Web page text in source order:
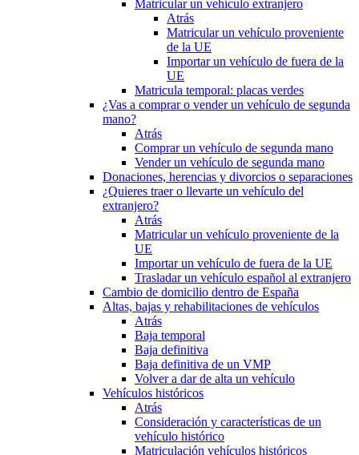
Matricular un vehículo extranjero
Atrás
Matricular un vehículo proveniente
de la UE
Importar un vehículo de fuera de la
UE
Matricula temporal: placas verdes
¿Vas a comprar o vender un vehículo de segunda
mano?
Atrás
Comprar un vehículo de segunda mano
Vender un vehículo de segunda mano
Donaciones, herencias y divorcios o separaciones
¿Quieres traer o llevarte un vehículo del
extranjero?
Atrás
Matricular un vehículo proveniente de la
UE
Importar un vehículo de fuera de la UE
Trasladar un vehículo español al extranjero
Cambio de domicilio dentro de España
Altas, bajas y rehabilitaciones de vehículos
Atrás
Baja temporal
Baja definitiva
Baja definitiva de un VMP
Volver a dar de alta un vehículo
Vehículos históricos
Atrás
Consideración y características de un
vehículo histórico
Matriculación vehículos históricos